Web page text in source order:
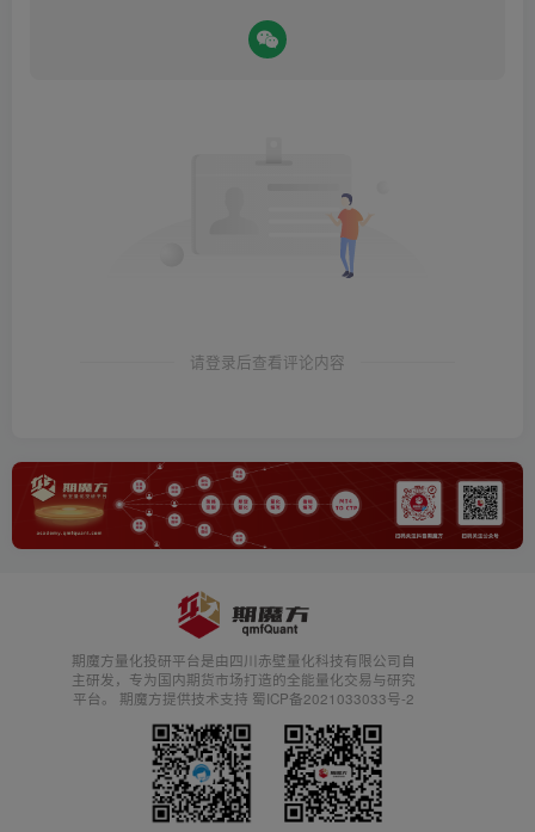
请登录后查看评论内容
期魔方量化投研平台是由四川赤壁量化科技有限公司自
主研发，专为国内期货市场打造的全能量化交易与研究
平台。 期魔方提供技术支持 蜀ICP备2021033033号-2